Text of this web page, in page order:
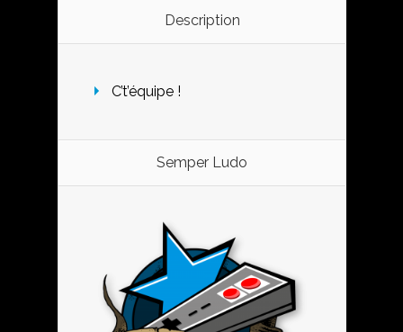
Description
C’t’équipe !
Semper Ludo